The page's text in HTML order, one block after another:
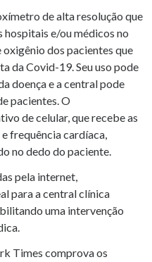
de alta resolução que
e/ou médicos no
dos pacientes que
da Covid-19. Seu uso pode
doença e a central pode
pacientes. O
de celular, que recebe as
frequência cardíaca,
no dedo do paciente.
pela internet,
para a central clínica
uma intervenção
Times comprova os